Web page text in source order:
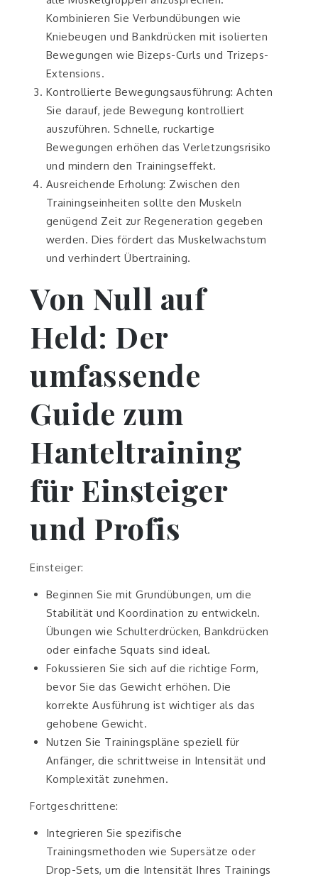
Kombinieren Sie Verbundübungen wie
Kniebeugen und Bankdrücken mit isolierten
Bewegungen wie Bizeps-Curls und Trizeps-
Extensions.
Kontrollierte Bewegungsausführung: Achten
Sie darauf, jede Bewegung kontrolliert
auszuführen. Schnelle, ruckartige
Bewegungen erhöhen das Verletzungsrisiko
und mindern den Trainingseffekt.
Ausreichende Erholung: Zwischen den
Trainingseinheiten sollte den Muskeln
genügend Zeit zur Regeneration gegeben
werden. Dies fördert das Muskelwachstum
und verhindert Übertraining.
Von Null auf
Held: Der
umfassende
Guide zum
Hanteltraining
für Einsteiger
und Profis
Einsteiger:
Beginnen Sie mit Grundübungen, um die
Stabilität und Koordination zu entwickeln.
Übungen wie Schulterdrücken, Bankdrücken
oder einfache Squats sind ideal.
Fokussieren Sie sich auf die richtige Form,
bevor Sie das Gewicht erhöhen. Die
korrekte Ausführung ist wichtiger als das
gehobene Gewicht.
Nutzen Sie Trainingspläne speziell für
Anfänger, die schrittweise in Intensität und
Komplexität zunehmen.
Fortgeschrittene:
Integrieren Sie spezifische
Trainingsmethoden wie Supersätze oder
Drop-Sets, um die Intensität Ihres Trainings